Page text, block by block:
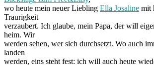
wo heute mein neuer Liebling Ella Josaline mit
Traurigkeit
verzaubert. Ich glaube, mein Papa, der will
heim. Wir
werden sehen, wer sich durchsetzt. Wo auch
landen
werden, eins steht fest: ich will auch heute